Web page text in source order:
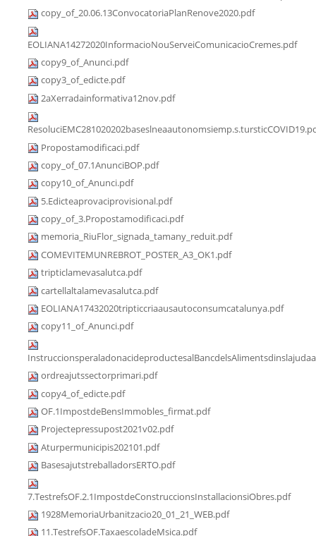
copy_of_20.06.13ConvocatoriaPlanRenove2020.pdf
EOLIANA14272020InformacioNouServeiComunicacioCremes.pdf
copy9_of_Anunci.pdf
copy3_of_edicte.pdf
2aXerradainformativa12nov.pdf
Propostamodificaci.pdf
copy_of_07.1AnunciBOP.pdf
copy10_of_Anunci.pdf
5.Edicteaprovaciprovisional.pdf
copy_of_3.Propostamodificaci.pdf
memoria_RiuFlor_signada_tamany_reduit.pdf
COMEVITEMUNREBROT_POSTER_A3_OK1.pdf
tripticlamevasalutca.pdf
cartellaltalamevasalutca.pdf
EOLIANA17432020tripticcriaausautoconsumcatalunya.pdf
copy11_of_Anunci.pdf
ordreajutssectorprimari.pdf
copy4_of_edicte.pdf
OF.1ImpostdeBensImmobles_firmat.pdf
Projectepressupost2021v02.pdf
Aturpermunicipis202101.pdf
BasesajutstreballadorsERTO.pdf
7.TestrefsOF.2.1ImpostdeConstruccionsInstallacionsiObres.pdf
1928MemoriaUrbanitzacio20_01_21_WEB.pdf
11.TestrefsOF.TaxaescoladeMsica.pdf